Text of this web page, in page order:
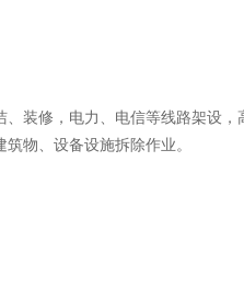
装修，电力、电信等线路架设，
物、设备设施拆除作业。